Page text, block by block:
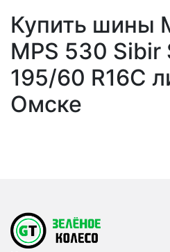
Купить шины
MPS 530 Sibir
195/60 R16C
Омске